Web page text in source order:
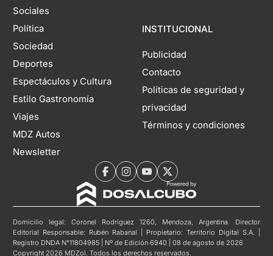
Sociales
Política
Sociedad
Deportes
Espectáculos y Cultura
Estilo Gastronomía
Viajes
MDZ Autos
Newsletter
INSTITUCIONAL
Publicidad
Contacto
Políticas de seguridad y
privacidad
Términos y condiciones
Domicilio legal: Coronel Rodríguez 1260, Mendoza, Argentina. Director
Editorial Responsable: Rubén Rabanal | Propietario: Territorio Digital S.A. |
Registro DNDA N°11804985 | Nº de Edición 6940 | 08 de agosto de 2026
Copyright 2026 MDZol. Todos los derechos reservados.